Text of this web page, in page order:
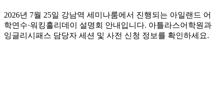
2026년 7월 25일 강남역 세미나룸에서 진행되는 아일랜드 어
학연수·워킹홀리데이 설명회 안내입니다. 아틀라스어학원과
잉글리시패스 담당자 세션 및 사전 신청 정보를 확인하세요.